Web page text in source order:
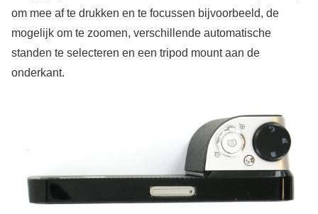
om mee af te drukken en te focussen bijvoorbeeld, de
mogelijk om te zoomen, verschillende automatische
standen te selecteren en een tripod mount aan de
onderkant.